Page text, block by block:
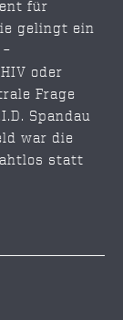
für
gelingt ein
oder
Frage
Spandau
war die
statt